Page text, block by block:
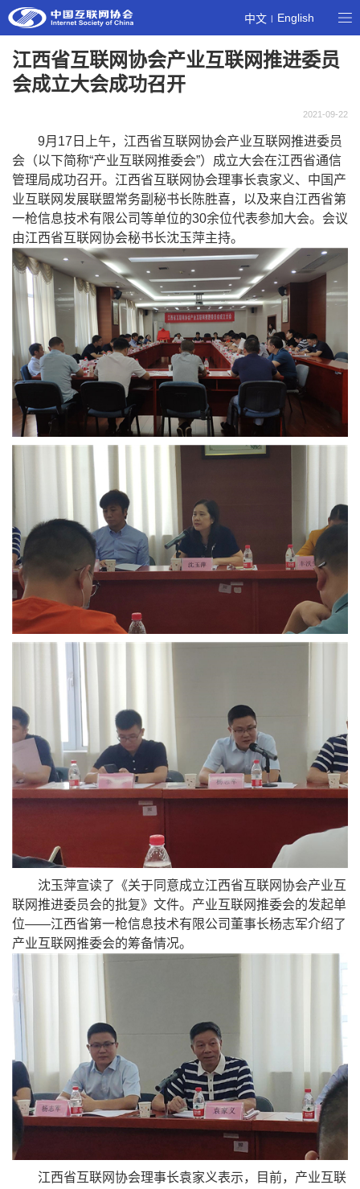
中文 | English
江西省互联网协会产业互联网推进委员
会成立大会成功召开
2021-09-22
9月 17 日上午，江西省互联网协会产业互联网推进委员
会（以下简称“产业互联网推委会”）成立大会在江西省通信
管理局成功召开。江西省互联网协会理事长袁家义、中国产
业互联网发展联盟常务副秘书长陈胜喜，以及来自江西省第
一枪信息技术有限公司等单位的30余位代表参加大会。会议
由江西省互联网协会秘书长沈玉萍主持。
沈玉萍宣读了《关于同意成立江西省互联网协会产业互
联网推进委员会的批复》文件。产业互联网推委会的发起单
位——江西省第一枪信息技术有限公司董事长杨志军介绍了
产业互联网推委会的筹备情况。
江西省互联网协会理事长袁家义表示，目前，产业互联